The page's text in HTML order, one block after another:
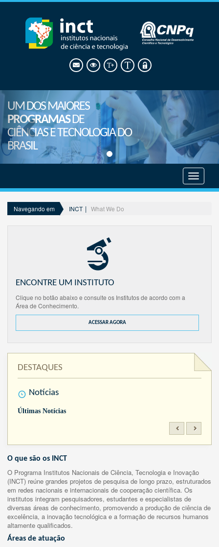
UM DOS MAIORES
PROGRAMASDE
CIÊNCIAS E TECNOLOGIA DO
BRASIL
menu
Navegando em INCT What We Do
ENCONTRE UM INSTITUTO
Clique no botão abaixo e consulte os Institutos de acordo com a
Área de Conhecimento.
ACESSAR AGORA
DESTAQUES
Notícias
Últimas Notícias
O que são os INCT
O Programa Institutos Nacionais de Ciência, Tecnologia e Inovação
(INCT) reúne grandes projetos de pesquisa de longo prazo, estruturados
em redes nacionais e internacionais de cooperação científica. Os
institutos integram pesquisadores, estudantes e especialistas de
diversas áreas de conhecimento, promovendo a produção de ciência de
excelência, a inovação tecnológica e a formação de recursos humanos
altamente qualificados.
Áreas de atuação